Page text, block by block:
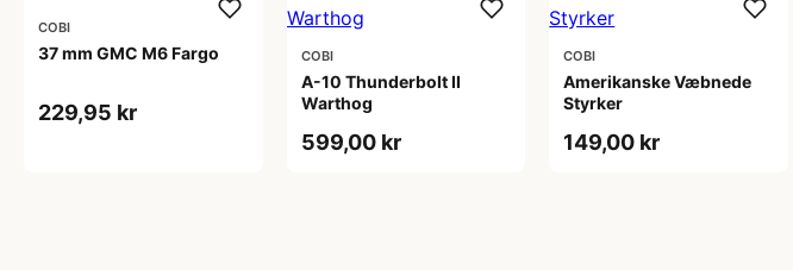
COBI
37 mm GMC M6 Fargo
229,95 kr
COBI
A-10 Thunderbolt II
Warthog
599,00 kr
COBI
Amerikanske Væbnede
Styrker
149,00 kr